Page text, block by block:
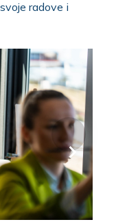
radove i